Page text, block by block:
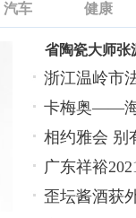
汽车 健康
省陶瓷大师张
浙江温岭市
卡梅奥——
相约雅会 别
广东祥裕
歪坛酱酒获